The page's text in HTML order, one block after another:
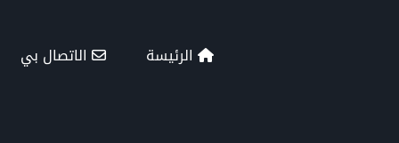
الرئيسة الاتصال بي